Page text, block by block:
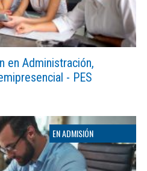
en Administración,
- PES